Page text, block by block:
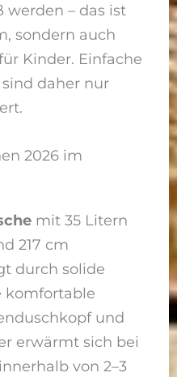
werden – das ist
sondern auch
Kinder. Einfache
daher nur
2026 im
mit 35 Litern
217 cm
durch solide
komfortable
und
erwärmt sich bei
von 2–3